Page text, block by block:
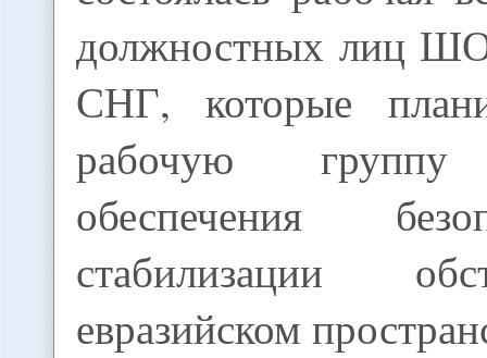
должностных лиц
СНГ, которые
рабочую
обеспечения
стабилизации
евразийском